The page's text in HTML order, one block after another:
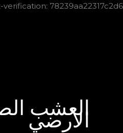
verification: 78239aa22317c2d6
العشب
الأرضي